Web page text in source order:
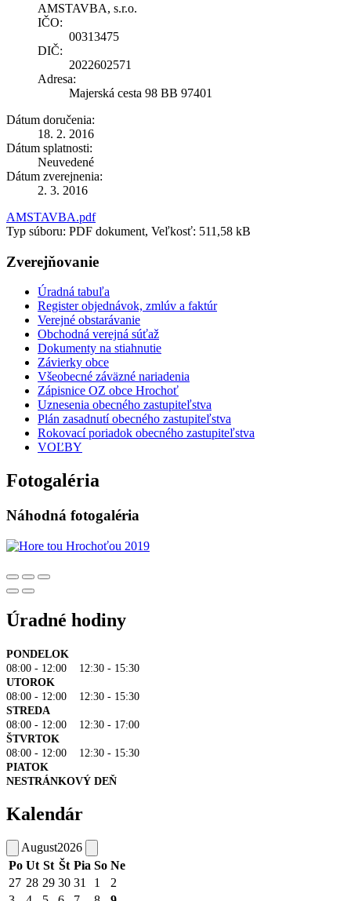
AMSTAVBA, s.r.o.
IČO:
00313475
DIČ:
2022602571
Adresa:
Majerská cesta 98 BB 97401
Dátum doručenia:
18. 2. 2016
Dátum splatnosti:
Neuvedené
Dátum zverejnenia:
2. 3. 2016
AMSTAVBA.pdf
Typ súboru: PDF dokument, Veľkosť: 511,58 kB
Zverejňovanie
Úradná tabuľa
Register objednávok, zmlúv a faktúr
Verejné obstarávanie
Obchodná verejná súťaž
Dokumenty na stiahnutie
Závierky obce
Všeobecné záväzné nariadenia
Zápisnice OZ obce Hrochoť
Uznesenia obecného zastupiteľstva
Plán zasadnutí obecného zastupiteľstva
Rokovací poriadok obecného zastupiteľstva
VOĽBY
Fotogaléria
Náhodná fotogaléria
Úradné hodiny
PONDELOK
08:00 - 12:00 12:30 - 15:30
UTOROK
08:00 - 12:00 12:30 - 15:30
STREDA
08:00 - 12:00 12:30 - 17:00
ŠTVRTOK
08:00 - 12:00 12:30 - 15:30
PIATOK
NESTRÁNKOVÝ DEŇ
Kalendár
August2026
Po Ut St Št Pia So Ne
27 28 29 30 31 1
2